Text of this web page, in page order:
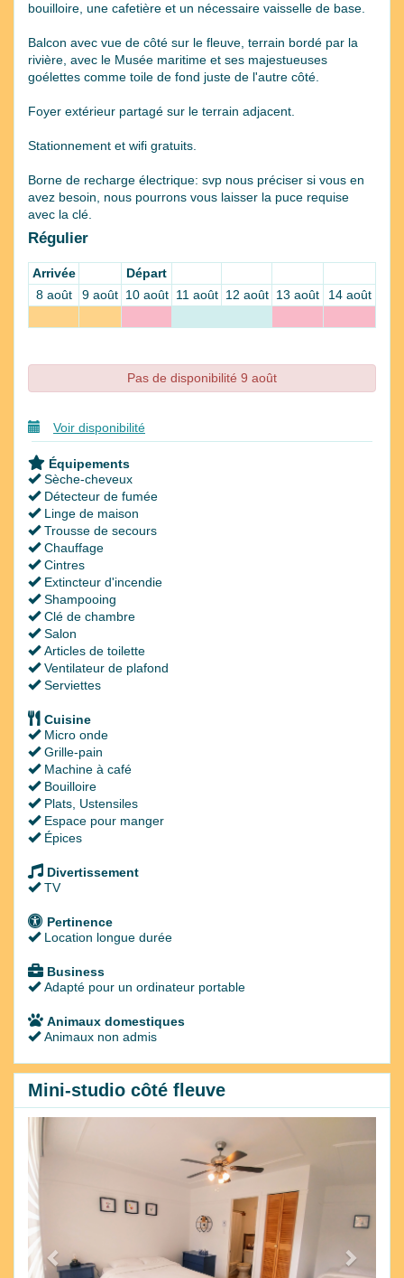
bouilloire, une cafetière et un nécessaire vaisselle de base.
Balcon avec vue de côté sur le fleuve, terrain bordé par la
rivière, avec le Musée maritime et ses majestueuses
goélettes comme toile de fond juste de l'autre côté.
Foyer extérieur partagé sur le terrain adjacent.
Stationnement et wifi gratuits.
Borne de recharge électrique: svp nous préciser si vous en
avez besoin, nous pourrons vous laisser la puce requise
avec la clé.
Régulier
Arrivée
Départ
8 août
9 août 10 août 11 août 12 août 13 août 14 août
Pas de disponibilité 9 août
Voir disponibilité
Équipements
Sèche-cheveux
Détecteur de fumée
Linge de maison
Trousse de secours
Chauffage
Cintres
Extincteur d'incendie
Shampooing
Clé de chambre
Salon
Articles de toilette
Ventilateur de plafond
Serviettes
Cuisine
Micro onde
Grille-pain
Machine à café
Bouilloire
Plats, Ustensiles
Espace pour manger
Épices
Divertissement
TV
Pertinence
Location longue durée
Business
Adapté pour un ordinateur portable
Animaux domestiques
Animaux non admis
Mini-studio côté fleuve